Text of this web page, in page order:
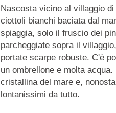
Nascosta vicino al villaggio
ciottoli bianchi baciata dal
spiaggia, solo il fruscio dei
parcheggiate sopra il
portate scarpe robuste. C'è
un ombrellone e molta
cristallina del mare e,
lontanissimi da tutto.